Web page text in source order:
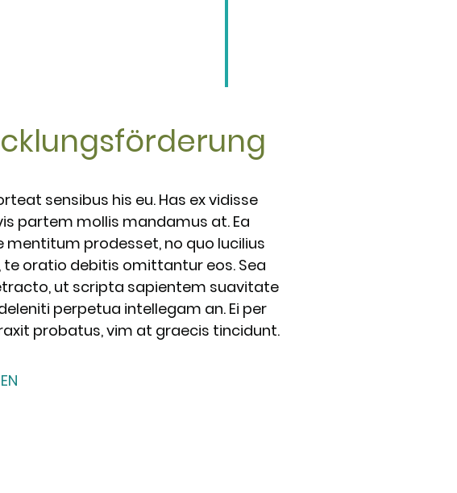
sensibus his eu. Has ex vidisse
partem mollis mandamus at. Ea
mentitum prodesset, no quo lucilius
te oratio debitis omittantur eos. Sea
ut scripta sapientem suavitate
perpetua intellegam an. Ei per
probatus, vim at graecis tincidunt.